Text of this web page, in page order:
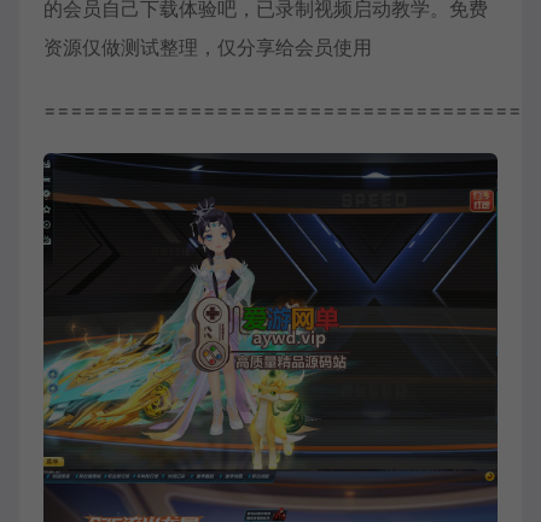
的会员自己下载体验吧，已录制视频启动教学。免费
资源仅做测试整理，仅分享给会员使用